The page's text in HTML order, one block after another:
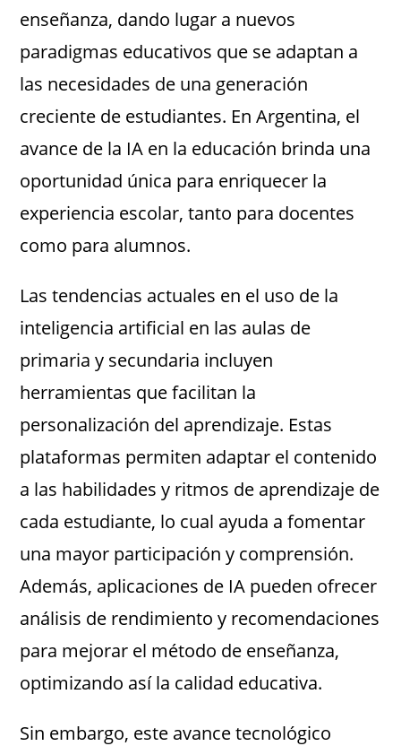
enseñanza, dando lugar a nuevos
paradigmas educativos que se adaptan a
las necesidades de una generación
creciente de estudiantes. En Argentina, el
avance de la IA en la educación brinda una
oportunidad única para enriquecer la
experiencia escolar, tanto para docentes
como para alumnos.
Las tendencias actuales en el uso de la
inteligencia artificial en las aulas de
primaria y secundaria incluyen
herramientas que facilitan la
personalización del aprendizaje. Estas
plataformas permiten adaptar el contenido
a las habilidades y ritmos de aprendizaje de
cada estudiante, lo cual ayuda a fomentar
una mayor participación y comprensión.
Además, aplicaciones de IA pueden ofrecer
análisis de rendimiento y recomendaciones
para mejorar el método de enseñanza,
optimizando así la calidad educativa.
Sin embargo, este avance tecnológico